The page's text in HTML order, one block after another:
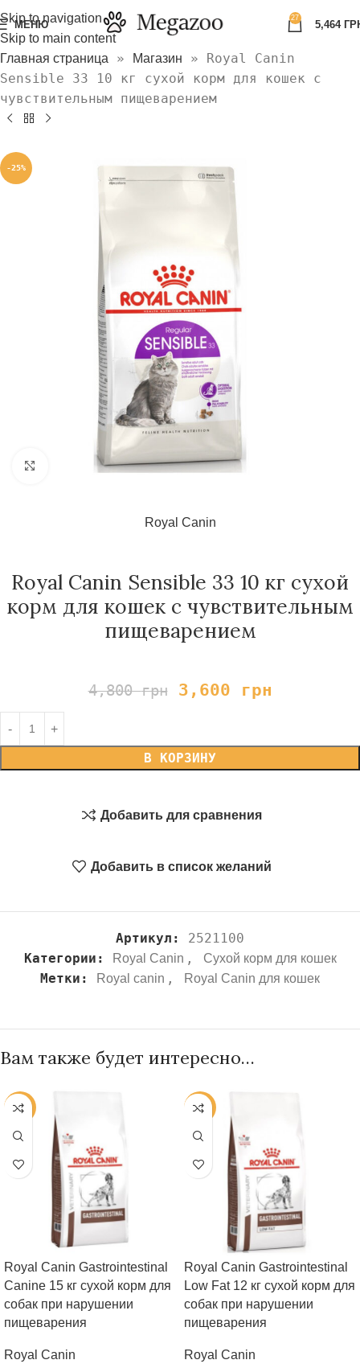
Skip to navigation
Skip to main content
МЕНЮ
27
5,464
Главная страница » Магазин » Royal Сanin
Sensible 33 10 кг сухой корм для кошек с
чувствительным пищеварением
-25%
Нажмите, чтобы увеличить
Royal Canin
Royal Сanin Sensible 33 10 кг сухой
корм для кошек с чувствительным
пищеварением
4,800грн 3,600 грн
В КОРЗИНУ
Добавить для сравнения
Добавить в список желаний
Артикул: 2521100
Категории:
Royal Canin , Сухой корм для кошек
Метки: Royal canin , Royal Canin для кошек
Вам также будет интересно…
-25%
Royal Canin Gastrointestinal
Canine 15 кг сухой корм для
собак при нарушении
пищеварения
Royal Canin
-25%
Royal Canin Gastrointestinal
Low Fat 12 кг сухой корм для
собак при нарушении
пищеварения
Royal Canin